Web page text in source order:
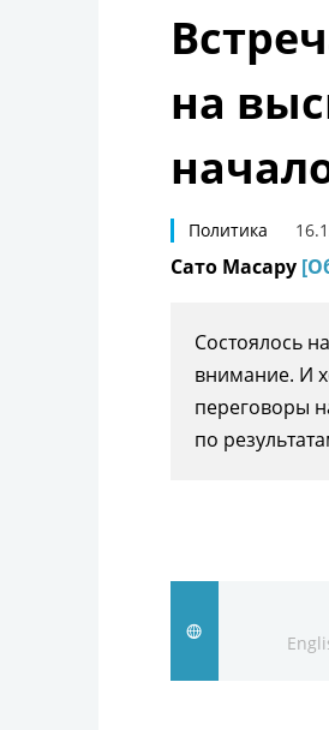
на
Политика
Сато Масару
Состоялось
внимание. И
переговоры
по